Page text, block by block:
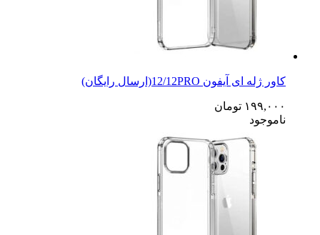
کاور ژله ای آیفون 12/12PRO(ارسال رایگان)
۱۹۹,۰۰۰ تومان
ناموجود